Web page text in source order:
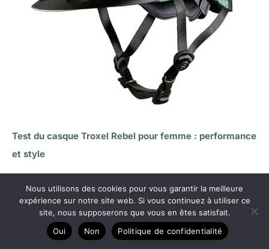
Test du casque Troxel Rebel pour femme : performance
et style
Copyright © 2026 Le cheval passion
A propos
Nous utilisons des cookies pour vous garantir la meilleure
expérience sur notre site web. Si vous continuez à utiliser ce
site, nous supposerons que vous en êtes satisfait.
Oui
Non Politique de confidentialité